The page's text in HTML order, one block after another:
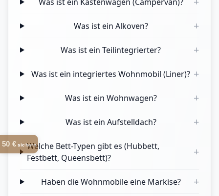
Was ist ein Alkoven? +
Was ist ein Teilintegrierter? +
Was ist ein integriertes Wohnmobil (Liner)? +
Was ist ein Wohnwagen? +
Was ist ein Aufstelldach? +
Welche Bett-Typen gibt es (Hubbett,
Festbett, Queensbett)?
+
Haben die Wohnmobile eine Markise? +
50 €sichern